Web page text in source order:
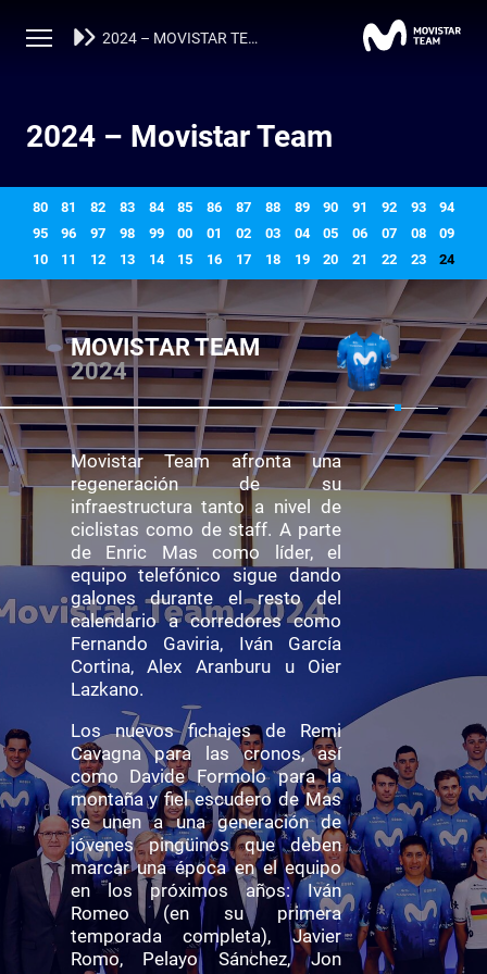
AÑO A AÑO 2024 – MOVISTAR TEAM
2024 – Movistar Team
80 81 82 83 84 85 86 87 88 89 90 91 92 93
94
95
96 97 98 99 00 01 02 03 04 05 06 07 08
09
10
11 12 13 14 15 16 17 18 19 20 21 22 23 24
MOVISTAR TEAM
2024
Movistar Team afronta una
regeneración de su
infraestructura tanto a nivel de
ciclistas como de staff. A parte
de Enric Mas como líder, el
equipo telefónico sigue dando
galones durante el resto del
calendario a corredores como
Fernando Gaviria, Iván García
Cortina, Alex Aranburu u Oier
Lazkano.
Los nuevos fichajes de Remi
Cavagna para las cronos, así
como Davide Formolo para la
montaña y fiel escudero de Mas
se unen a una generación de
jóvenes pingüinos que deben
marcar una época en el equipo
en los próximos años: Iván
Romeo (en su primera
temporada completa), Javier
Romo, Pelayo Sánchez, Jon